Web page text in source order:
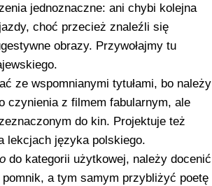
jednoznaczne: ani chybi kolejna
choć przecież znaleźli się
obrazy. Przywołajmy tu
ze wspomnianymi tytułami, bo należy
czynienia z filmem fabularnym, ale
do kin. Projektuje też
lekcjach języka polskiego.
do kategorii użytkowej, należy docenić
a tym samym przybliżyć poetę